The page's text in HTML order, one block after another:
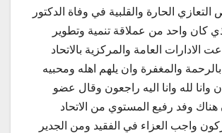
التعازي الحارة والقلبية في وفاة الدكتور
كان واحد من عملاقة تنمية وتطوير
الادارات العامة والمركزية بالاتحاد
بالرحمة والمغفرة وان يلهم اهله ومحبيه
وانا لله وانا اليه راجعون وقال عضو
ان هناك وفد رفيع المستوي من الاتحاد
واجب العزاء في الفقيد ومن الجدير